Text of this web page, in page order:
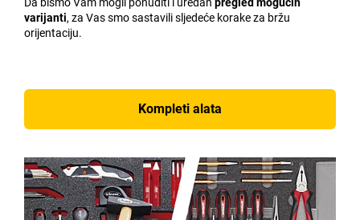
varijanti, za Vas smo sastavili sljedeće korake za bržu
orijentaciju.
Kompleti alata